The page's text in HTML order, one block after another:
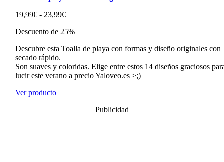
19,99€ - 23,99€Rango
precios:
19,99€
23,99€
Descuento de 25%
Descubre esta Toalla de playa con formas y diseño originales con
secado rápido.
Son suaves y coloridas. Elige entre estos 14 diseños graciosos
lucir este verano a precio Yaloveo.es >;)
Ver producto
Publicidad